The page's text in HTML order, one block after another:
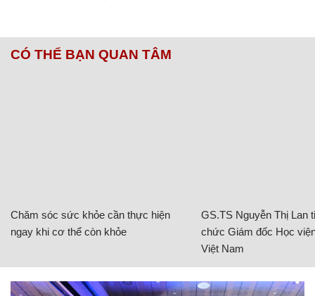
CÓ THỂ BẠN QUAN TÂM
Chăm sóc sức khỏe cần thực hiện
ngay khi cơ thể còn khỏe
GS.TS Nguyễn Thị Lan
chức Giám đốc Học
Việt Nam